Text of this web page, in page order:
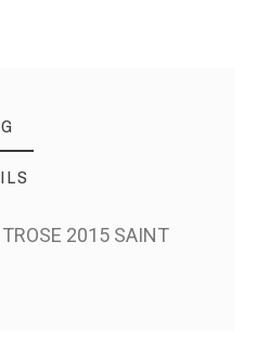
2015 SAINT